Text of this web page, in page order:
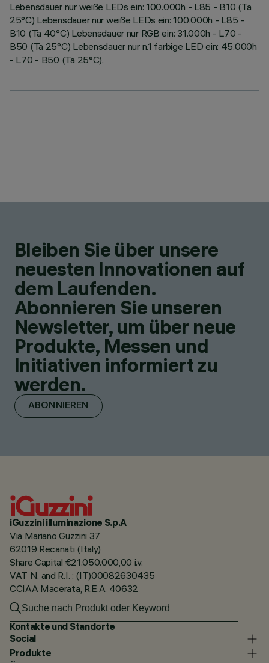
Lebensdauer nur weiße LEDs ein: 100.000h - L85 - B10 (Ta
25°C) Lebensdauer nur weiße LEDs ein: 100.000h - L85 -
B10 (Ta 40°C) Lebensdauer nur RGB ein: 31.000h - L70 -
B50 (Ta 25°C) Lebensdauer nur n.1 farbige LED ein: 45.000h
- L70 - B50 (Ta 25°C).
Bleiben Sie über unsere
neuesten Innovationen auf
dem Laufenden.
Abonnieren Sie unseren
Newsletter, um über neue
Produkte, Messen und
Initiativen informiert zu
werden.
ABONNIEREN
iGuzzini illuminazione S.p.A
Via Mariano Guzzini 37
62019 Recanati (Italy)
Share Capital €21.050.000,00 i.v.
VAT N. and R.I. : (IT)00082630435
CCIAA Macerata, R.E.A. 40632
Kontakte und Standorte
Social
Produkte